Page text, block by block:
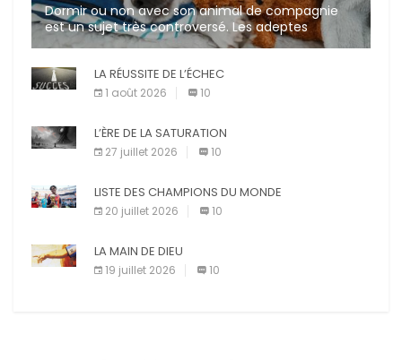
Dormir ou non avec son animal de compagnie
est un sujet très controversé. Les adeptes
affirment que la présence de leur compagnon à
LA RÉUSSITE DE L’ÉCHEC
1 août 2026 10
L’ÈRE DE LA SATURATION
27 juillet 2026 10
LISTE DES CHAMPIONS DU MONDE
20 juillet 2026 10
LA MAIN DE DIEU
19 juillet 2026 10